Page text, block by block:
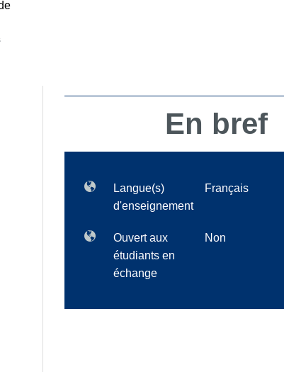
En bref
Langue(s)
d'enseignement
Français
Ouvert aux
étudiants en
échange
Non